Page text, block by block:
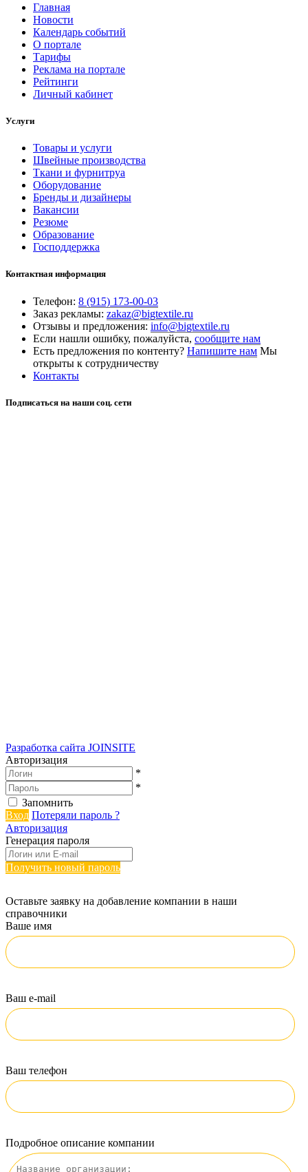
Главная
Новости
Календарь событий
О портале
Тарифы
Реклама на портале
Рейтинги
Личный кабинет
Услуги
Товары и услуги
Швейные производства
Ткани и фурнитруа
Оборудование
Бренды и дизайнеры
Вакансии
Резюме
Образование
Господдержка
Контактная информация
Телефон: 8 (915) 173-00-03
Заказ рекламы: zakaz@bigtextile.ru
Отзывы и предложения: info@bigtextile.ru
Если нашли ошибку, пожалуйста, сообщите нам
Есть предложения по контенту? Напишите нам Мы
открыты к сотрудничеству
Контакты
Подписаться на наши соц. сети
Разработка сайта JOINSITE
Авторизация
*
*
Запомнить
Вход Потеряли пароль ?
Авторизация
Генерация пароля
Получить новый пароль
Оставьте заявку на добавление компании в наши
справочники
Ваше имя
Ваш e-mail
Ваш телефон
Подробное описание компании